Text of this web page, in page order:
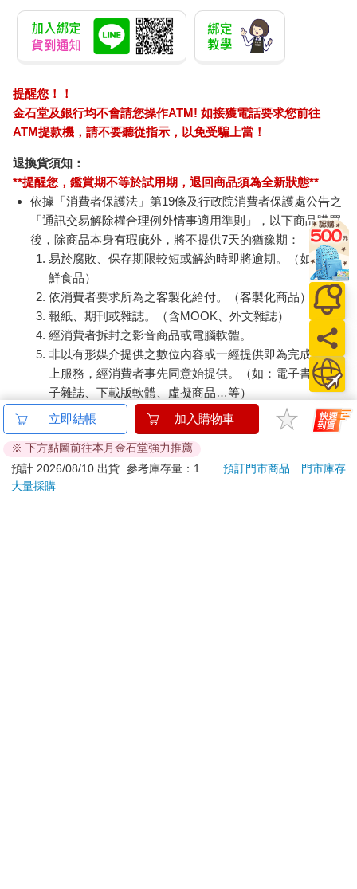
精華所在。當你認真遵循，這些復建方案就是通往復原的最快捷
徑。但我發現到，當患者體會到它們的好處後，通常會對背後科
學更感興趣，而這些知識就在第一與第二部分等待著你探尋。
我們的醫療體系設計宗旨是以藥物與手術干預來治療症狀，且復
於以往，而這正是《復健科學》能夠派上用場的地方。透過認知
教育與三階段復健計畫，本書將賦予你自我管理常見肌肉骨骼問
題的能力，並讓你開始按照自己的方式消除疼痛與傷後恢復。
◆◆◆
第1章：什麼是疼痛？
「什麼是疼痛？」或許不是你感到疼痛時第一個會問的問題，但
這卻是值得探討的重要議題。
首先，你必須了解到：疼痛不僅是正常的狀況，更攸關你的整體
健康。疼痛是不愉快的經驗，警告你身體可能已產生或可能產生
損傷，從而協助你維持生命。它等於是告訴你：「有東西出錯
了」，並給予你機會去改變或停止正在進行的活動，以防止進一
步受傷。但疼痛是複雜的現象，涉及許多影響因素。
在接下來的章節裡，我將概述當你感到痛時身體內部發生哪些事
情，並給予你工具與知識來預防與緩解疼痛。即便你已長年受疼
痛困擾，嘗試一切方法都沒有什麼效果，仍然有一些策略可以提
供幫助。透過自我教育，你可以重塑自己對於疼痛的看法，並開
始朝著復原目標前進。
但在你深入探究解決方法與具體的復健方案前，不妨先了解一
下，我們為何以目前的方式應對疼痛。疼痛科學如何演變成今日
模樣？我們對於疼痛的定義與運作原理認識又有多深？
提醒您！！
金石堂及銀行均不會請您操作ATM! 如接獲電話要求您前往
ATM提款機，請不要聽從指示，以免受騙上當！
退換貨須知：
**提醒您，鑑賞期不等於試用期，退回商品須為全新狀態**
依據「消費者保護法」第19條及行政院消費者保護處公告之
「通訊交易解除權合理例外情事適用準則」，以下商品購買
後，除商品本身有瑕疵外，將不提供7天的猶豫期：
易於腐敗、保存期限較短或解約時即將逾期。（如：生
鮮食品）
依消費者要求所為之客製化給付。（客製化商品）
報紙、期刊或雜誌。（含MOOK、外文雜誌）
經消費者拆封之影音商品或電腦軟體。
非以有形媒介提供之數位內容或一經提供即為完成之線
上服務，經消費者事先同意始提供。（如：電子書、電
子雜誌、下載版軟體、虛擬商品…等）
已拆封之個人衛生用品。（如：內衣褲、刮鬍刀、除毛
刀…等）
若非上列種類商品，均享有到貨7天的猶豫期（含例假
日）。
辦理退換貨時，商品（組合商品恕無法接受單獨退貨）必須
立即結帳 加入購物車
※ 下方點圖前往本月金石堂強力推薦
預計 2026/08/10 出貨 參考庫存量：1 預訂門市商品
門市庫存
大量採購